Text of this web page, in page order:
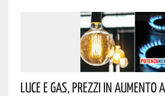
Luce E Gas, Prezzi In Aumento